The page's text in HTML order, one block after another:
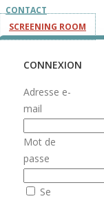
CONTACT
SCREENING ROOM
CONNEXION
Adresse e-
mail
Mot de
passe
Se